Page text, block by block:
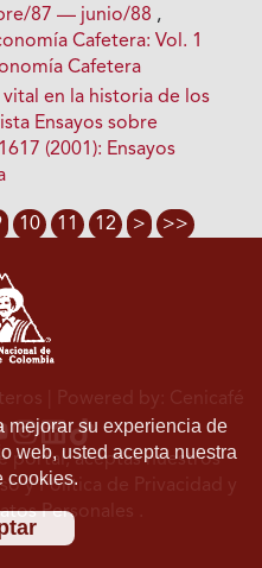
87 — junio/88 ,
Cafetera: Vol. 1
Cafetera
vital en la historia de los
Ensayos sobre
(2001): Ensayos
10 11 12 > >>
mejorar su experiencia de
web, usted acepta nuestra
cookies.
| Powered by: Cenicafé
portal, aceptas nuestros
yPolítica de Privacidad y
Personales